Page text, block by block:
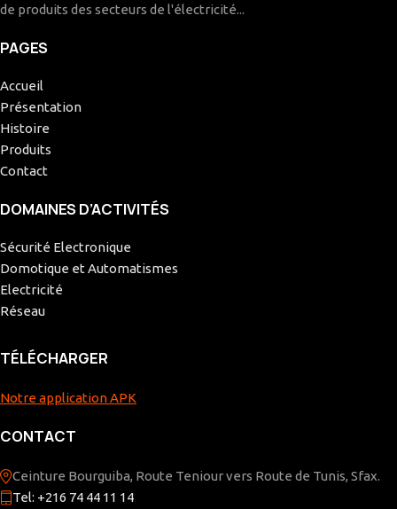
de produits des secteurs de l'électricité...
PAGES
Accueil
Présentation
Histoire
Produits
Contact
DOMAINES D’ACTIVITÉS
Sécurité Electronique
Domotique et Automatismes
Electricité
Réseau
TÉLÉCHARGER
Notre application APK
CONTACT
Ceinture Bourguiba, Route Teniour vers Route de Tunis, Sfax.
Tel: +216 74 44 11 14